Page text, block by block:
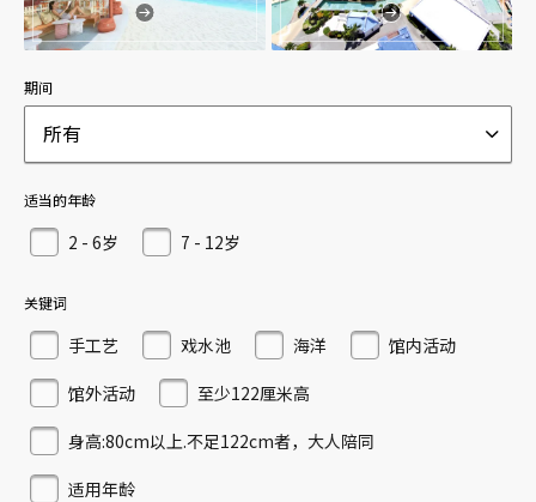
期间
所有
适当的年龄
2 - 6岁 7 - 12岁
关键词
手工艺 戏水池 海洋
馆内活动
馆外活动
至少122厘米高
身高:80cm以上.不足122cm者，大人陪同
适用年龄